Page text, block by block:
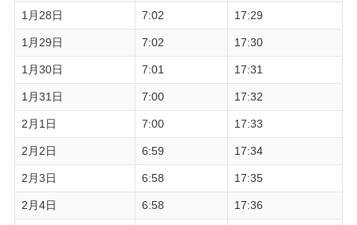
1月28日 7:02 17:29
1月29日 7:02 17:30
1月30日 7:01 17:31
1月31日 7:00 17:32
2月1日 7:00 17:33
2月2日 6:59 17:34
2月3日 6:58 17:35
2月4日 6:58 17:36